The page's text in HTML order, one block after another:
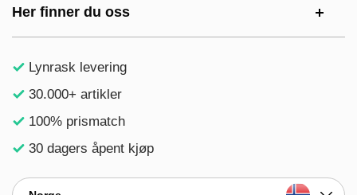
Her finner du oss
Lynrask levering
30.000+ artikler
100% prismatch
30 dagers åpent kjøp